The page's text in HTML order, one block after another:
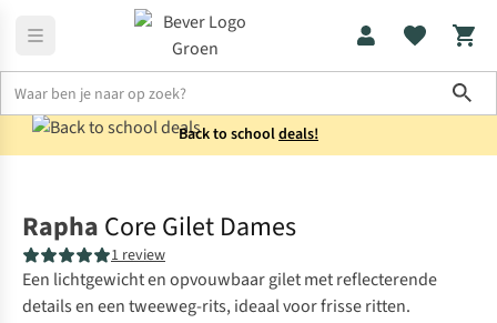
Back to schooldeals!
Rapha Core Gilet Dames
1 review
Een lichtgewicht en opvouwbaar gilet met reflecterende
details en een tweeweg-rits, ideaal voor frisse ritten.